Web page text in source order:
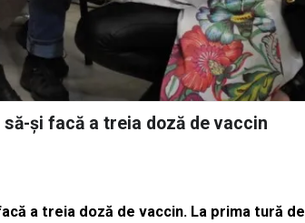
și facă a treia doză de vaccin
a treia doză de vaccin. La prima tură de